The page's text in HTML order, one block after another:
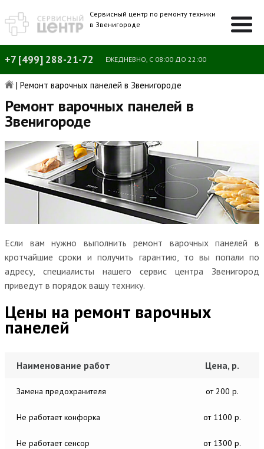
Сервисный центр по ремонту техники
в Звенигороде
+7 [499] 288-21-72 ЕЖЕДНЕВНО, С 08:00 ДО 22:00
| Ремонт варочных панелей в Звенигороде
Ремонт варочных панелей в
Звенигороде
Если вам нужно выполнить ремонт варочных панелей в
кротчайшие сроки и получить гарантию, то вы попали по
адресу, специалисты нашего сервис центра Звенигород
приведут в порядок вашу технику.
Цены на ремонт варочных
панелей
Наименование работ Цена, р.
Замена предохранителя от 200 р.
Не работает конфорка от 1100 р.
Не работает сенсор от 1300 р.